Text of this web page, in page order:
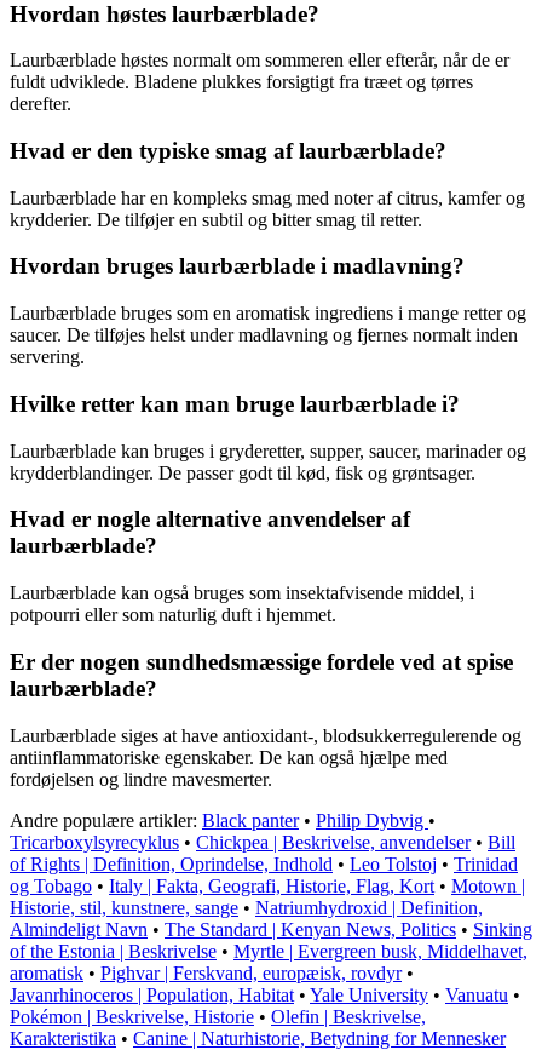
Hvordan høstes laurbærblade?
Laurbærblade høstes normalt om sommeren eller efterår, når de er
fuldt udviklede. Bladene plukkes forsigtigt fra træet og tørres
derefter.
Hvad er den typiske smag af laurbærblade?
Laurbærblade har en kompleks smag med noter af citrus, kamfer og
krydderier. De tilføjer en subtil og bitter smag til retter.
Hvordan bruges laurbærblade i madlavning?
Laurbærblade bruges som en aromatisk ingrediens i mange retter og
saucer. De tilføjes helst under madlavning og fjernes normalt inden
servering.
Hvilke retter kan man bruge laurbærblade i?
Laurbærblade kan bruges i gryderetter, supper, saucer, marinader og
krydderblandinger. De passer godt til kød, fisk og grøntsager.
Hvad er nogle alternative anvendelser af
laurbærblade?
Laurbærblade kan også bruges som insektafvisende middel, i
potpourri eller som naturlig duft i hjemmet.
Er der nogen sundhedsmæssige fordele ved at spise
laurbærblade?
Laurbærblade siges at have antioxidant-, blodsukkerregulerende og
antiinflammatoriske egenskaber. De kan også hjælpe med
fordøjelsen og lindre mavesmerter.
Andre populære artikler: Black panter• Philip Dybvig •
Tricarboxylsyrecyklus • Chickpea | Beskrivelse, anvendelser• Bill
of Rights | Definition, Oprindelse, Indhold • Leo Tolstoj • Trinidad
og Tobago • Italy | Fakta, Geografi, Historie, Flag, Kort • Motown |
Historie, stil, kunstnere, sange • Natriumhydroxid | Definition,
Almindeligt Navn • The Standard | Kenyan News, Politics • Sinking
of the Estonia | Beskrivelse • Myrtle | Evergreen busk, Middelhavet,
aromatisk • Pighvar | Ferskvand, europæisk, rovdyr•
Javanrhinoceros | Population, Habitat • Yale University • Vanuatu •
Pokémon | Beskrivelse, Historie • Olefin | Beskrivelse,
Karakteristika • Canine | Naturhistorie, Betydning for Mennesker